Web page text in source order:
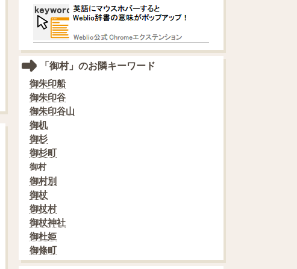
「御村」のお隣キーワード
御朱印船
御朱印谷
御朱印谷山
御机
御杉
御杉町
御村
御村別
御杖
御杖村
御杖神社
御杜姫
御條町